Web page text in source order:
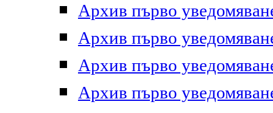
Архив първо
Архив първо
Архив първо
Архив първо